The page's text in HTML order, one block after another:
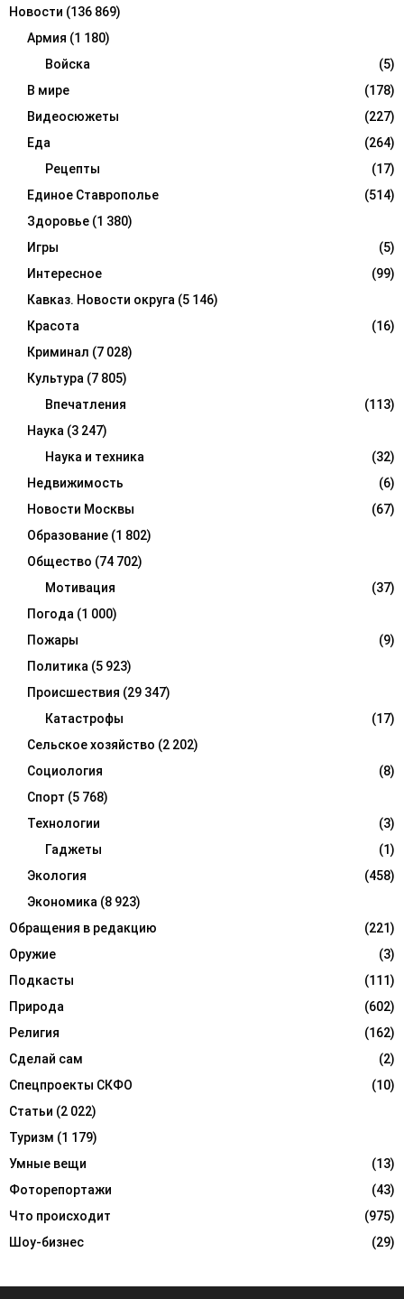
Новости (136 869)
Армия (1 180)
Войска
(5)
В мире
(178)
Видеосюжеты
(227)
Еда
(264)
Рецепты
(17)
Единое Ставрополье
(514)
Здоровье (1 380)
Игры
(5)
Интересное
(99)
Кавказ. Новости округа (5 146)
Красота
(16)
Криминал (7 028)
Культура (7 805)
Впечатления
(113)
Наука (3 247)
Наука и техника
(32)
Недвижимость
(6)
Новости Москвы
(67)
Образование (1 802)
Общество (74 702)
Мотивация
(37)
Погода (1 000)
Пожары
(9)
Политика (5 923)
Происшествия (29 347)
Катастрофы
(17)
Сельское хозяйство (2 202)
Социология
(8)
Спорт (5 768)
Технологии
(3)
Гаджеты
(1)
Экология
(458)
Экономика (8 923)
Обращения в редакцию
(221)
Оружие
(3)
Подкасты
(111)
Природа
(602)
Религия
(162)
Сделай сам
(2)
Спецпроекты СКФО
(10)
Статьи (2 022)
Туризм (1 179)
Умные вещи
(13)
Фоторепортажи
(43)
Что происходит
(975)
Шоу-бизнес
(29)